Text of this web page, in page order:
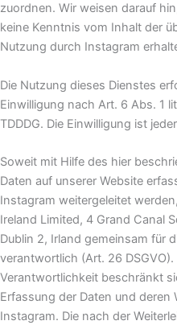
zuordnen. Wir weisen darauf
keine Kenntnis vom Inhalt der
Nutzung durch Instagram
Die Nutzung dieses Dienstes
Einwilligung nach Art. 6 Abs. 1
TDDDG. Die Einwilligung ist
Soweit mit Hilfe des hier
Daten auf unserer Website
Instagram weitergeleitet
Ireland Limited, 4 Grand Canal
Dublin 2, Irland gemeinsam für
verantwortlich (Art. 26
Verantwortlichkeit beschränkt
Erfassung der Daten und deren
Instagram. Die nach der